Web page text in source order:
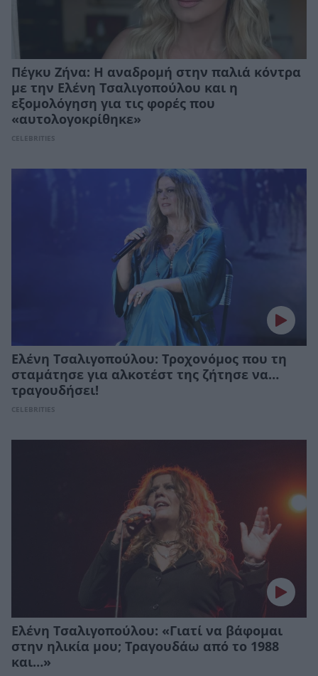
Πέγκυ Ζήνα: Η αναδρομή στην παλιά κόντρα
με την Ελένη Τσαλιγοπούλου και η
εξομολόγηση για τις φορές που
«αυτολογοκρίθηκε»
CELEBRITIES
Ελένη Τσαλιγοπούλου: Τροχονόμος που τη
σταμάτησε για αλκοτέστ της ζήτησε να…
τραγουδήσει!
CELEBRITIES
Ελένη Τσαλιγοπούλου: «Γιατί να βάφομαι
στην ηλικία μου; Τραγουδάω από το 1988
και…»